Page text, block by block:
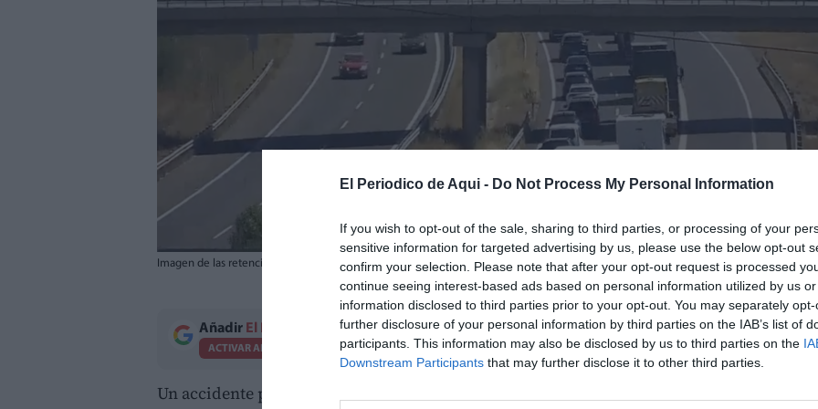
El Periodico de Aqui - Do Not Process My Personal Information
If you wish to opt-out of the sale, sharing to third parties, or processing of your
sensitive information for targeted advertising by us, please use the below opt-out
confirm your selection. Please note that after your opt-out request is processed
continue seeing interest-based ads based on personal information utilized by us
information disclosed to third parties prior to your opt-out. You may separately
further disclosure of your personal information by third parties on the IAB’s list of
participants. This information may also be disclosed by us to third parties on the
Downstream Participants that may further disclose it to other third parties.
Imagen de las retenciones causadas en la AP-7 a la altura de Castelló de la Plana.//EPDA
Añadir El Periodico de Aquícomo fuente preferida de Google de forma gratuita.
ACTIVAR AHORA
Un accidente por alcance está provocando complicaciones en el tráfico de la